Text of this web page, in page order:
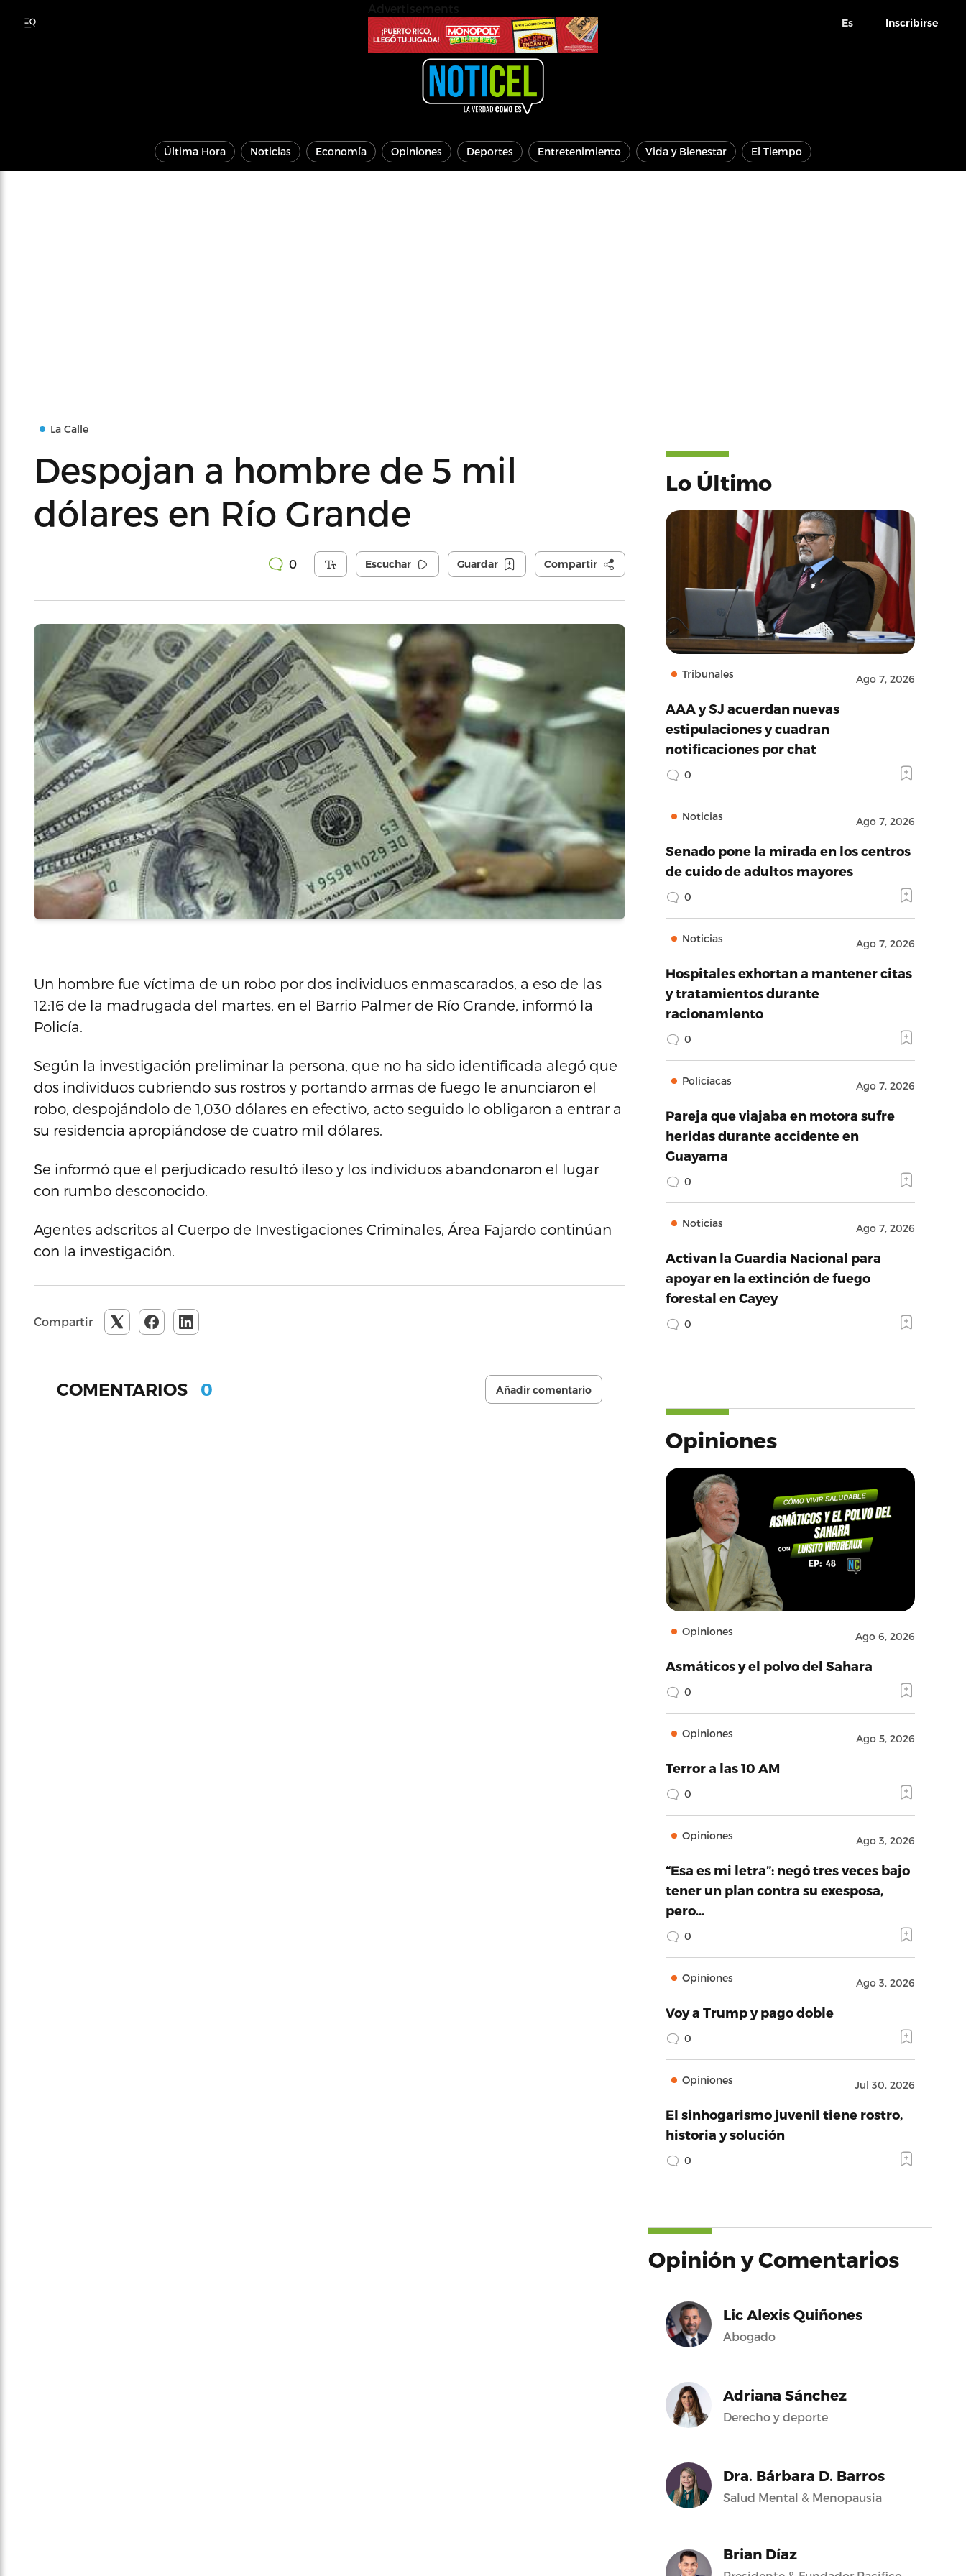
Es Inscribirse
Última Hora Noticias Economía Opiniones Deportes Entretenimiento Vida y Bienestar El Tiempo
La Calle
Despojan a hombre de 5 mil
dólares en Río Grande
0 Escuchar Guardar Compartir
Un hombre fue víctima de un robo por dos individuos enmascarados, a eso de las
12:16 de la madrugada del martes, en el Barrio Palmer de Río Grande, informó la
Policía.
Según la investigación preliminar la persona, que no ha sido identificada alegó que
dos individuos cubriendo sus rostros y portando armas de fuego le anunciaron el
robo, despojándolo de 1,030 dólares en efectivo, acto seguido lo obligaron a entrar a
su residencia apropiándose de cuatro mil dólares.
Se informó que el perjudicado resultó ileso y los individuos abandonaron el lugar
con rumbo desconocido.
Agentes adscritos al Cuerpo de Investigaciones Criminales, Área Fajardo continúan
con la investigación.
Compartir
COMENTARIOS 0 Añadir comentario
Lo Último
Tribunales Ago 7, 2026
AAA y SJ acuerdan nuevas
estipulaciones y cuadran
notificaciones por chat
0
Noticias Ago 7, 2026
Senado pone la mirada en los centros
de cuido de adultos mayores
0
Noticias Ago 7, 2026
Hospitales exhortan a mantener citas
y tratamientos durante
racionamiento
0
Policíacas Ago 7, 2026
Pareja que viajaba en motora sufre
heridas durante accidente en
Guayama
0
Noticias Ago 7, 2026
Activan la Guardia Nacional para
apoyar en la extinción de fuego
forestal en Cayey
0
Opiniones
Opiniones Ago 6, 2026
Asmáticos y el polvo del Sahara
0
Opiniones Ago 5, 2026
Terror a las 10 AM
0
Opiniones Ago 3, 2026
“Esa es mi letra”: negó tres veces bajo
tener un plan contra su exesposa,
pero…
0
Opiniones Ago 3, 2026
Voy a Trump y pago doble
0
Opiniones Jul 30, 2026
El sinhogarismo juvenil tiene rostro,
historia y solución
0
Opinión y Comentarios
Lic Alexis Quiñones
Abogado
Adriana Sánchez
Derecho y deporte
Dra. Bárbara D. Barros
Salud Mental & Menopausia
Brian Díaz